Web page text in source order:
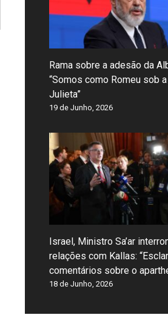
Rama sobre a adesão da
“Somos como Romeu sob
Julieta”
19 de Junho, 2026
Israel, Ministro Sa’ar
relações com Kallas:
comentários sobre o
18 de Junho, 2026